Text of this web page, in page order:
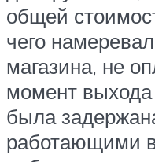
общей
чего
магазина, не
момент выхода
была
работающими